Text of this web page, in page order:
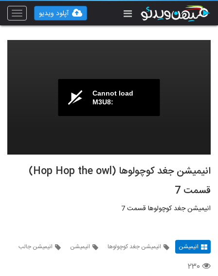
Toggle
آپلود ویدیو
Cannot load
M3U8:
انیمیشن جغد کوچولوها (Hop Hop the owl)
قسمت 7
انیمیشن جغد کوچولوها قسمت 7
انیمیشن انیمیشن جغد کوچولوها انیمیشن انیمیشن جالب
۲۳۰